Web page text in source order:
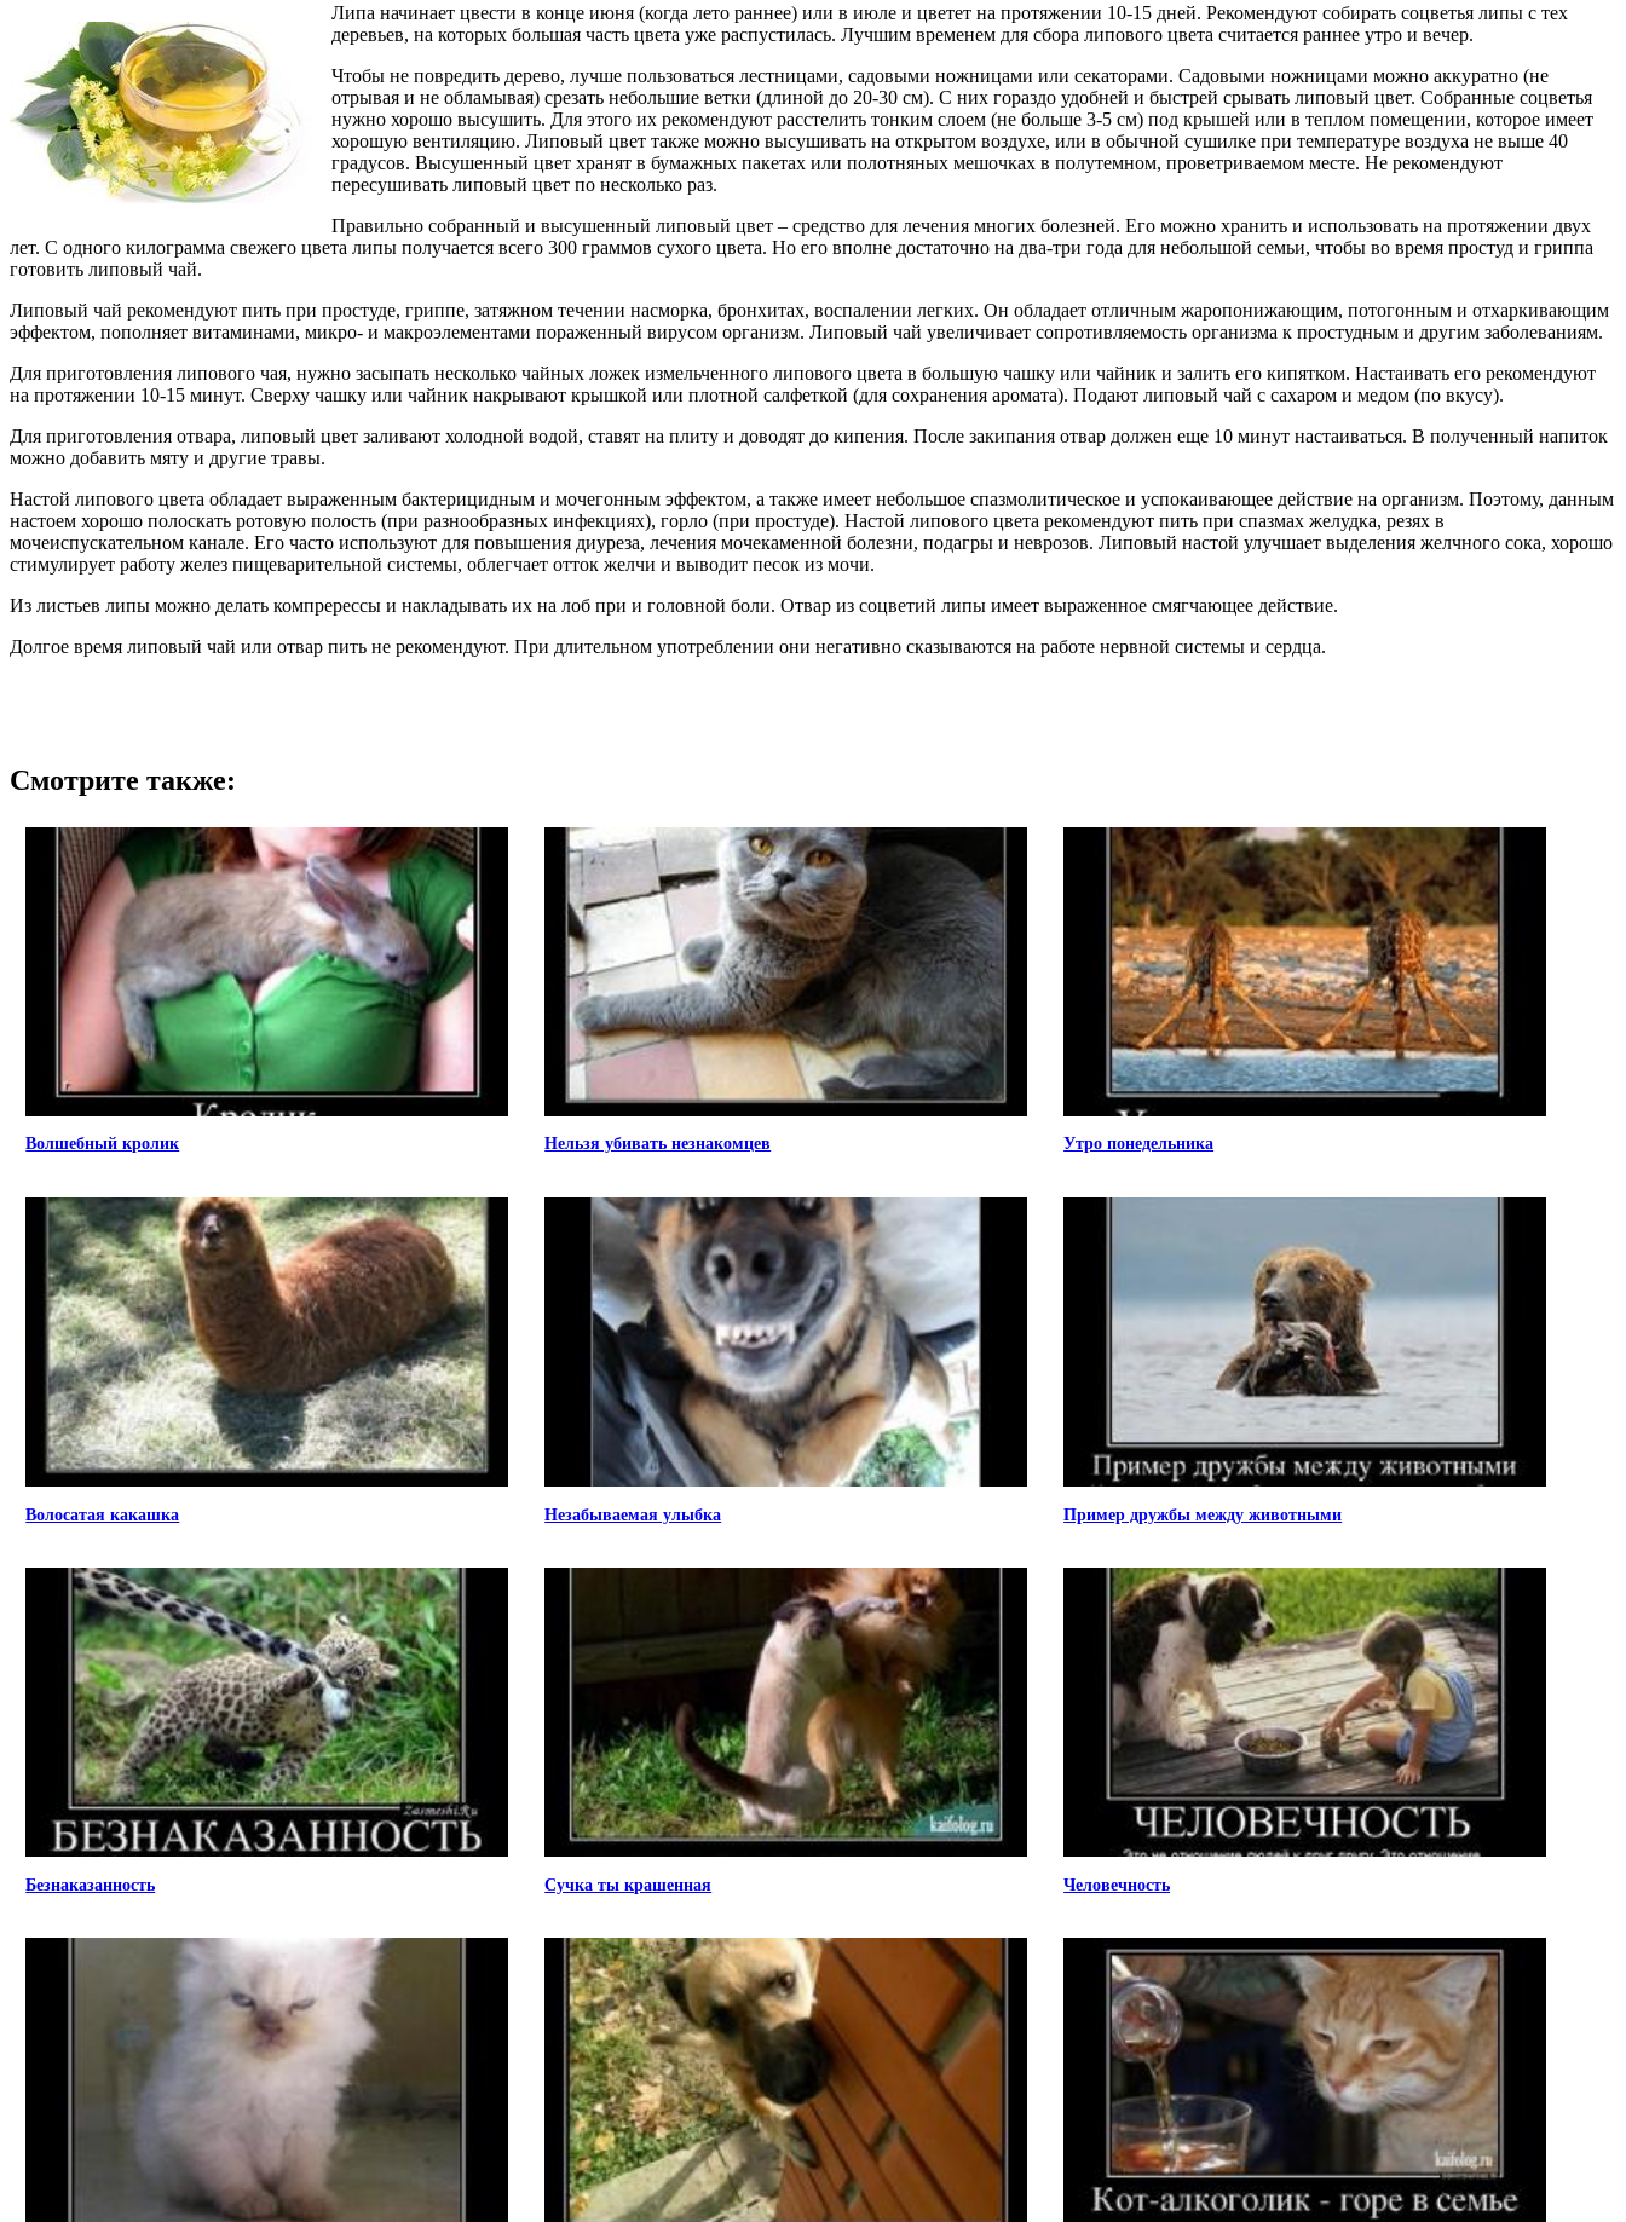
Липа начинает цвести в конце июня (когда лето раннее) или в июле и цветет на протяжении 10-15 дней. Рекомендуют собирать соцветья липы с тех
деревьев, на которых большая часть цвета уже распустилась. Лучшим временем для сбора липового цвета считается раннее утро и вечер.
Чтобы не повредить дерево, лучше пользоваться лестницами, садовыми ножницами или секаторами. Садовыми ножницами можно аккуратно (не
отрывая и не обламывая) срезать небольшие ветки (длиной до 20-30 см). С них гораздо удобней и быстрей срывать липовый цвет. Собранные соцветья
нужно хорошо высушить. Для этого их рекомендуют расстелить тонким слоем (не больше 3-5 см) под крышей или в теплом помещении, которое имеет
хорошую вентиляцию. Липовый цвет также можно высушивать на открытом воздухе, или в обычной сушилке при температуре воздуха не выше 40
градусов. Высушенный цвет хранят в бумажных пакетах или полотняных мешочках в полутемном, проветриваемом месте. Не рекомендуют
пересушивать липовый цвет по несколько раз.
Правильно собранный и высушенный липовый цвет – средство для лечения многих болезней. Его можно хранить и использовать на протяжении двух
лет. С одного килограмма свежего цвета липы получается всего 300 граммов сухого цвета. Но его вполне достаточно на два-три года для небольшой семьи, чтобы во время простуд и гриппа
готовить липовый чай.
Липовый чай рекомендуют пить при простуде, гриппе, затяжном течении насморка, бронхитах, воспалении легких. Он обладает отличным жаропонижающим, потогонным и отхаркивающим
эффектом, пополняет витаминами, микро- и макроэлементами пораженный вирусом организм. Липовый чай увеличивает сопротивляемость организма к простудным и другим заболеваниям.
Для приготовления липового чая, нужно засыпать несколько чайных ложек измельченного липового цвета в большую чашку или чайник и залить его кипятком. Настаивать его рекомендуют
на протяжении 10-15 минут. Сверху чашку или чайник накрывают крышкой или плотной салфеткой (для сохранения аромата). Подают липовый чай с сахаром и медом (по вкусу).
Для приготовления отвара, липовый цвет заливают холодной водой, ставят на плиту и доводят до кипения. После закипания отвар должен еще 10 минут настаиваться. В полученный напиток
можно добавить мяту и другие травы.
Настой липового цвета обладает выраженным бактерицидным и мочегонным эффектом, а также имеет небольшое спазмолитическое и успокаивающее действие на организм. Поэтому, данным
настоем хорошо полоскать ротовую полость (при разнообразных инфекциях), горло (при простуде). Настой липового цвета рекомендуют пить при спазмах желудка, резях в
мочеиспускательном канале. Его часто используют для повышения диуреза, лечения мочекаменной болезни, подагры и неврозов. Липовый настой улучшает выделения желчного сока, хорошо
стимулирует работу желез пищеварительной системы, облегчает отток желчи и выводит песок из мочи.
Из листьев липы можно делать компререссы и накладывать их на лоб при и головной боли. Отвар из соцветий липы имеет выраженное смягчающее действие.
Долгое время липовый чай или отвар пить не рекомендуют. При длительном употреблении они негативно сказываются на работе нервной системы и сердца.
Смотрите также:
Волшебный кролик Нельзя убивать незнакомцев Утро понедельника
Волосатая какашка Незабываемая улыбка Пример дружбы между животными
Безнаказанность Сучка ты крашенная Человечность